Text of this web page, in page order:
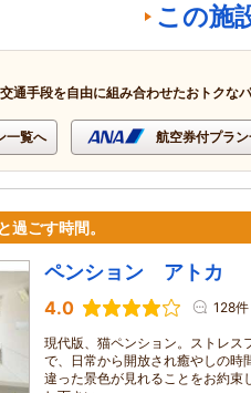
この施
通手段を自由に組み合わせたおトクな
一覧へ 航空券付プラ
過ごす時間。
ペンション アトカ
4.0 128件
現代版、猫ペンション。ストレス
で、日常から開放され癒やしの時
違った景色が見れることをお約束